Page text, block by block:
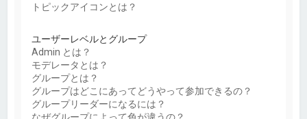
トピックアイコンとは？
ユーザーレベルとグループ
Admin とは？
モデレータとは？
グループとは？
グループはどこにあってどうやって参加できるの？
グループリーダーになるには？
なぜグループによって色が違うの？